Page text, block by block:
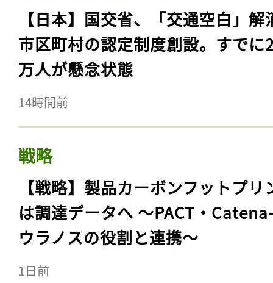
【日本】国交省、「交通空白」解
市区町村の認定制度創設。すでに
万人が懸念状態
14時間前
戦略
【戦略】製品カーボンフットプリ
は調達データへ 〜PACT・
ウラノスの役割と連携〜
1日前